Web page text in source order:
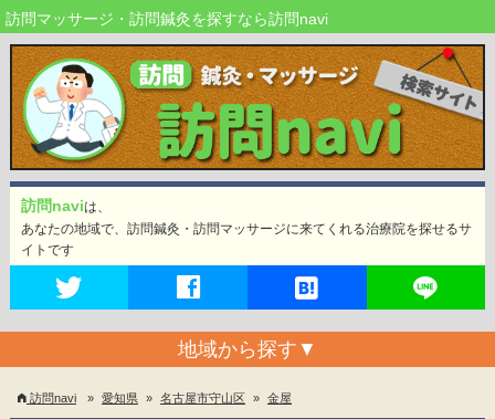
訪問マッサージ・訪問鍼灸を探すなら訪問navi
訪問naviは、
あなたの地域で、訪問鍼灸・訪問マッサージに来てくれる治療院を探せるサ
イトです
地域から探す ▼
訪問navi » 愛知県 » 名古屋市守山区 » 金屋